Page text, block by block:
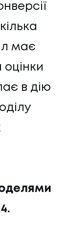
має
в дію